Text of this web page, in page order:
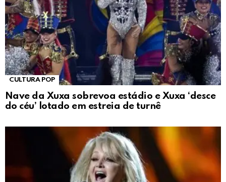
CULTURA POP
Nave da Xuxa sobrevoa estádio e Xuxa ‘desce
do céu’ lotado em estreia de turnê